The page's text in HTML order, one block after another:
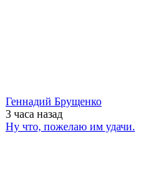
Геннадий Брущенко
3 часа назад
Ну что, пожелаю им удачи.